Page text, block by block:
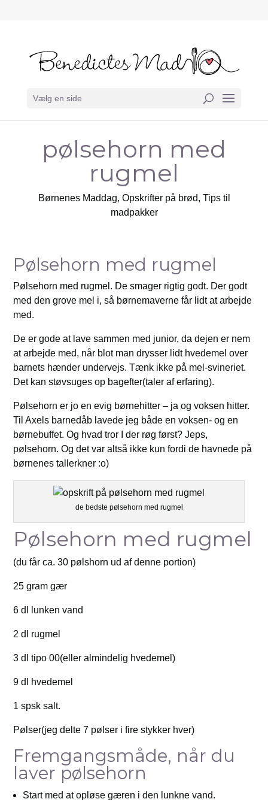
Vælg en side
pølsehorn med
rugmel
Børnenes Maddag, Opskrifter på brød, Tips til
madpakker
Pølsehorn med rugmel
Pølsehorn med rugmel. De smager rigtig godt. Der godt
med den grove mel i, så børnemaverne får lidt at arbejde
med.
De er gode at lave sammen med junior, da dejen er nem
at arbejde med, når blot man drysser lidt hvedemel over
barnets hænder undervejs. Tænk ikke på mel-svineriet.
Det kan støvsuges op bagefter(taler af erfaring).
Pølsehorn er jo en evig børnehitter – ja og voksen hitter.
Til Axels barnedåb lavede jeg både en voksen- og en
børnebuffet. Og hvad tror I der røg først? Jeps,
pølsehorn. Og det var altså ikke kun fordi de havnede på
børnenes tallerkner :o)
de bedste pølsehorn med rugmel
Pølsehorn med rugmel
(du får ca. 30 pølshorn ud af denne portion)
25 gram gær
6 dl lunken vand
2 dl rugmel
3 dl tipo 00(eller almindelig hvedemel)
9 dl hvedemel
1 spsk salt.
Pølser(jeg delte 7 pølser i fire stykker hver)
Fremgangsmåde, når du
laver pølsehorn
Start med at opløse gæren i den lunkne vand.